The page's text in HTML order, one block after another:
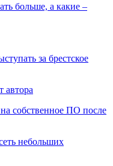
больше, а какие –
за брестское
автора
собственное ПО после
небольших